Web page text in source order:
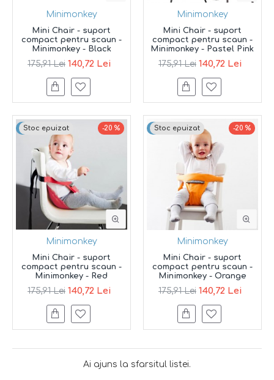
Minimonkey
Mini Chair - suport
compact pentru scaun -
Minimonkey - Black
175,91 Lei 140,72 Lei
Minimonkey
Mini Chair - suport
compact pentru scaun -
Minimonkey - Pastel Pink
175,91 Lei 140,72 Lei
Top brand -20 %
Stoc epuizat
Minimonkey
Mini Chair - suport
compact pentru scaun -
Minimonkey - Red
175,91 Lei 140,72 Lei
Top brand -20 %
Stoc epuizat
Minimonkey
Mini Chair - suport
compact pentru scaun -
Minimonkey - Orange
175,91 Lei 140,72 Lei
Ai ajuns la sfarsitul listei.